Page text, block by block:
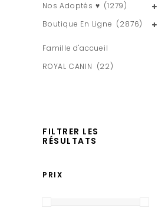
Nos Adoptés ♥ (1279)
Boutique En Ligne (2876)
Famille d'accueil
ROYAL CANIN (22)
FILTRER LES
RÉSULTATS
PRIX